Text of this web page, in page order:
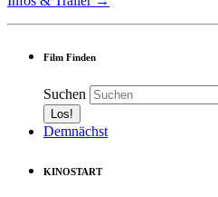
Film Finden
Suchen
Demnächst
KINOSTART